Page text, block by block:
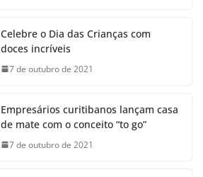
Celebre o Dia das Crianças com
doces incríveis
7 de outubro de 2021
Empresários curitibanos lançam casa
de mate com o conceito “to go”
7 de outubro de 2021